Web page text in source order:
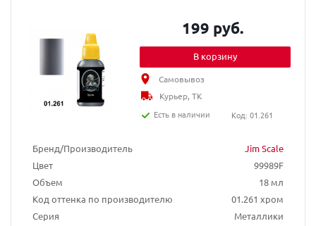
Бренд/Производитель
Jim Scale
Цвет
99989F
Объем
18 мл
Код оттенка по производителю
01.261 хром
Серия
Металлики
199 руб.
В корзину
Самовывоз
Курьер, ТК
Есть в наличии
Код: 01.261